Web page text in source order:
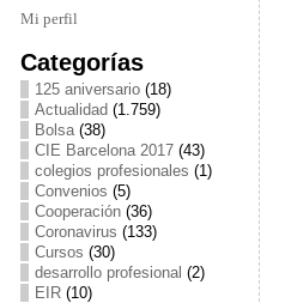
Mi perfil
Categorías
125 aniversario(18)
Actualidad (1.759)
Bolsa(38)
CIE Barcelona 2017(43)
colegios profesionales (1)
Convenios (5)
Cooperación(36)
Coronavirus (133)
Cursos (30)
desarrollo profesional (2)
EIR(10)